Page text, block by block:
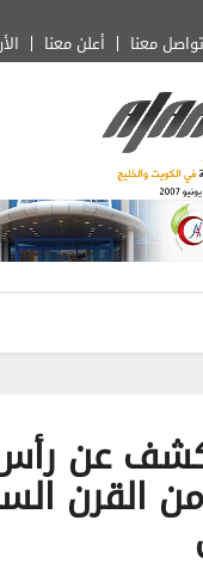
أعلن معنا تواصل معنا
عن
القرن